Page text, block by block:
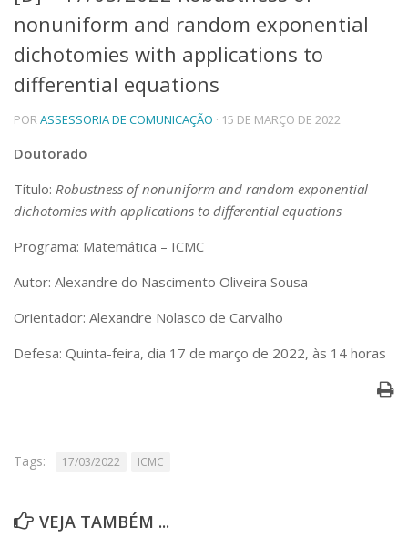
Telefones e Mapas
Pessoas
Ensino
Graduação
Educação a distância
Cursos de Extensão
Linhas de Pesquisa
Centros, Núcleos e Projetos em Rede
Pós-doutorado
Transferência de Tecnologia
Extensão à Comunidade
Projetos, Programas e Cursos
Apoio ao Estudante
Outros serviços
nonuniform and random exponential
dichotomies with applications to
differential equations
PORASSESSORIA DE COMUNICAÇÃO · 15 DE MARÇO DE 2022
Doutorado
Título: Robustness of nonuniform and random exponential
dichotomies with applications to differential equations
Programa: Matemática – ICMC
Autor: Alexandre do Nascimento Oliveira Sousa
Orientador: Alexandre Nolasco de Carvalho
Defesa: Quinta-feira, dia 17 de março de 2022, às 14 horas
Tags: 17/03/2022 ICMC
VEJA TAMBÉM ...